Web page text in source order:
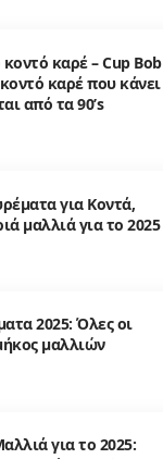
καρέ – Cup Bob
καρέ που κάνει
από τα 90’s
για Κοντά,
μαλλιά για το 2025
2025: Όλες οι
μαλλιών
για το 2025: